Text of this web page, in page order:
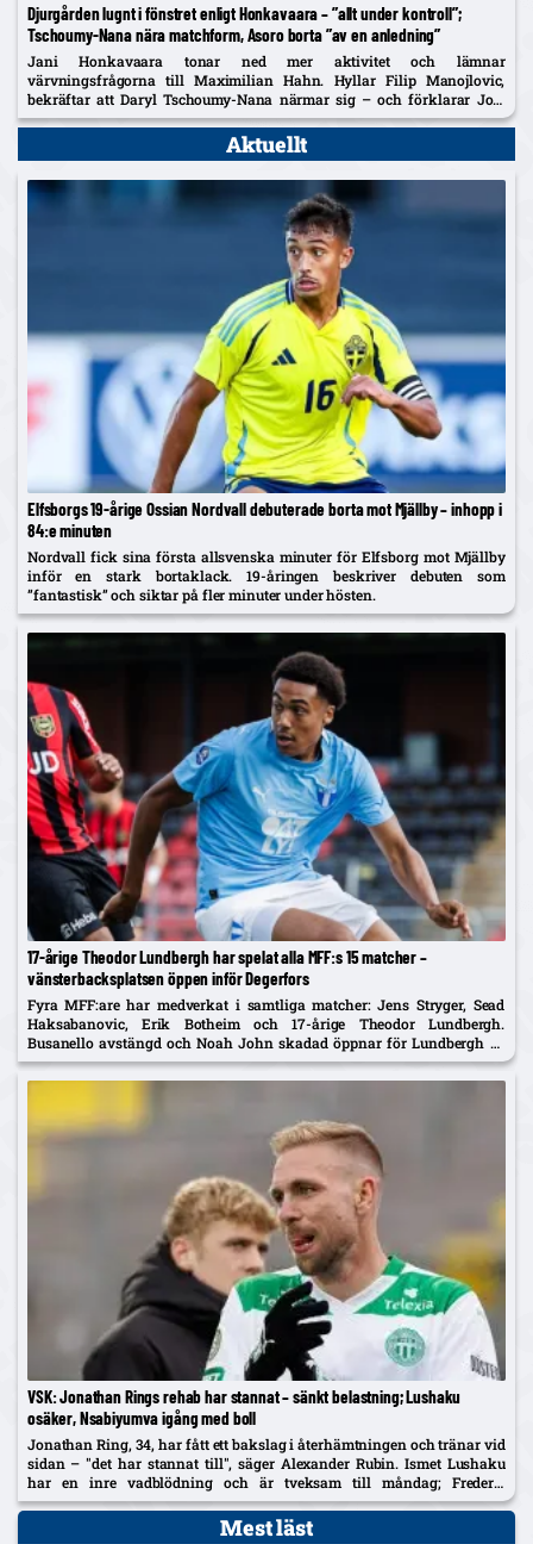
Djurgården lugnt i fönstret enligt Honkavaara – ”allt under kontroll”;
Tschoumy-Nana nära matchform, Asoro borta ”av en anledning”
Jani Honkavaara tonar ned mer aktivitet och lämnar
värvningsfrågorna till Maximilian Hahn. Hyllar Filip Manojlovic,
bekräftar att Daryl Tschoumy-Nana närmar sig – och förklarar Joel
Asoros frånvaro med att han är borta "av en anledning".
Aktuellt
Elfsborgs 19-årige Ossian Nordvall debuterade borta mot Mjällby – inhopp i
84:e minuten
Nordvall fick sina första allsvenska minuter för Elfsborg mot Mjällby
inför en stark bortaklack. 19-åringen beskriver debuten som
”fantastisk” och siktar på fler minuter under hösten.
17-årige Theodor Lundbergh har spelat alla MFF:s 15 matcher –
vänsterbacksplatsen öppen inför Degerfors
Fyra MFF:are har medverkat i samtliga matcher: Jens Stryger, Sead
Haksabanovic, Erik Botheim och 17-årige Theodor Lundbergh.
Busanello avstängd och Noah John skadad öppnar för Lundbergh vs
Johan Karlsson om vänsterbacken.
VSK: Jonathan Rings rehab har stannat – sänkt belastning; Lushaku
osäker, Nsabiyumva igång med boll
Jonathan Ring, 34, har fått ett bakslag i återhämtningen och tränar vid
sidan – "det har stannat till", säger Alexander Rubin. Ismet Lushaku
har en inre vadblödning och är tveksam till måndag; Frederic
Nsabiyumva har påbörjat individuella bollpass.
Mest läst